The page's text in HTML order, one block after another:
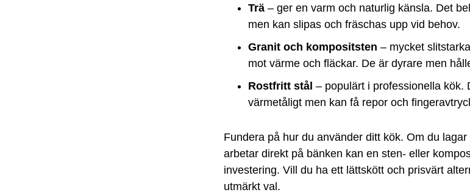
Trä – ger en varm och naturlig känsla. Det
men kan slipas och fräschas upp vid behov.
Granit och kompositsten – mycket
mot värme och fläckar. De är dyrare men
Rostfritt stål – populärt i professionella kök.
värmetåligt men kan få repor och
Fundera på hur du använder ditt kök. Om du
arbetar direkt på bänken kan en sten- eller
investering. Vill du ha ett lättskött och prisvärt
utmärkt val.